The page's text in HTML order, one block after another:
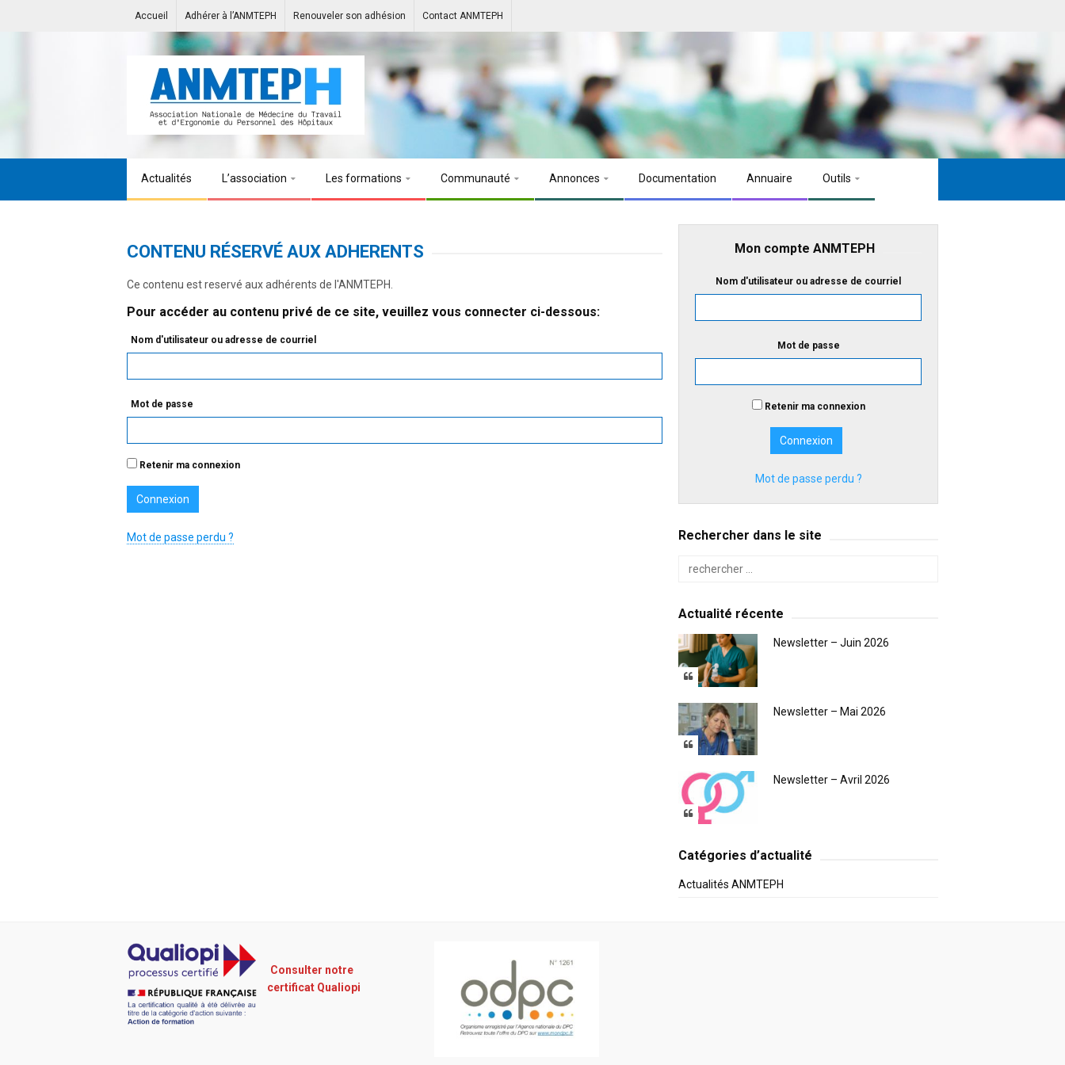
Accueil Adhérer à l’ANMTEPH Renouveler son adhésion Contact ANMTEPH
Actualités L’association Les formations Communauté Annonces Documentation Annuaire Outils
CONTENU RÉSERVÉ AUX ADHERENTS
Ce contenu est reservé aux adhérents de l'ANMTEPH.
Pour accéder au contenu privé de ce site, veuillez vous connecter ci-dessous:
Nom d'utilisateur ou adresse de courriel
Mot de passe
Retenir ma connexion
Mot de passe perdu ?
Mon compte ANMTEPH
Nom d'utilisateur ou adresse de courriel
Mot de passe
Retenir ma connexion
Mot de passe perdu ?
Rechercher dans le site
Actualité récente
Newsletter – Juin 2026
Newsletter – Mai 2026
Newsletter – Avril 2026
Catégories d’actualité
Actualités ANMTEPH
Consulter notre
certificat Qualiopi